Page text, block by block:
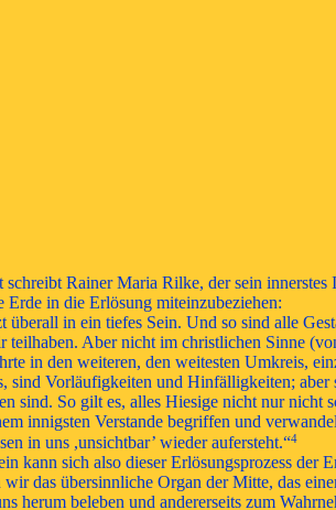
Rainer Maria Rilke, der sein
in die Erlösung miteinzubeziehen:
überall in ein tiefes Sein. Und so sind alle
teilhaben. Aber nicht im christlichen Sinne
in den weiteren, den weitesten Umkreis,
sind Vorläufigkeiten und Hinfälligkeiten;
sind. So gilt es, alles Hiesige nicht nur nicht
innigsten Verstande begriffen und
in uns ,unsichtbar’ wieder aufersteht.“4
kann sich also dieser Erlösungsprozess
das übersinnliche Organ der Mitte, das
herum beleben und andererseits zum